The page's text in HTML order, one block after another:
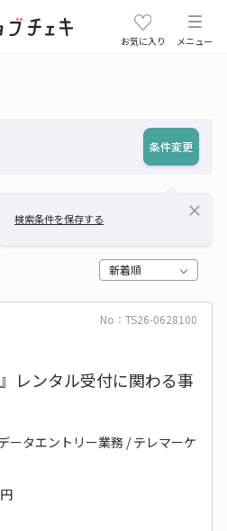
お気に入り メニュー
条件変更
検索条件を保存する close
新着順
No：TS26-0628100
レンタル受付に関わる事
ータエントリー業務 / テレマーケ